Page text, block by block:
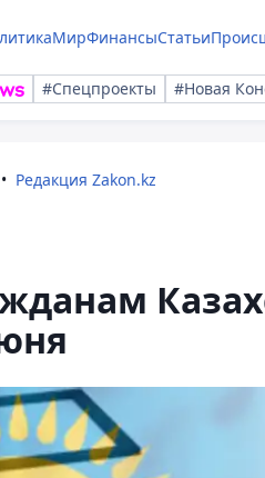
МирФинансыСтатьи
#Спецпроекты #Новая
Редакция Zakon.kz